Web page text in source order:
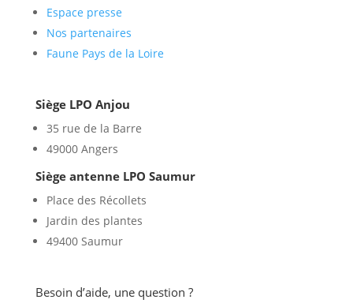
Espace presse
Nos partenaires
Faune Pays de la Loire
Siège LPO Anjou
35 rue de la Barre
49000 Angers
Siège antenne LPO Saumur
Place des Récollets
Jardin des plantes
49400 Saumur
Besoin d’aide, une question ?